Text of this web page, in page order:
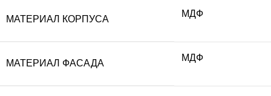
МАТЕРИАЛ КОРПУСА
МДФ
МАТЕРИАЛ ФАСАДА
МДФ